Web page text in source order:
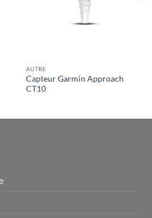
AUTRE
Capteur Garmin Approach
CT10